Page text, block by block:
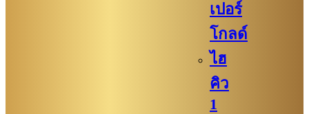
เปอร์
โกลด์
ไฮ
คิว
1